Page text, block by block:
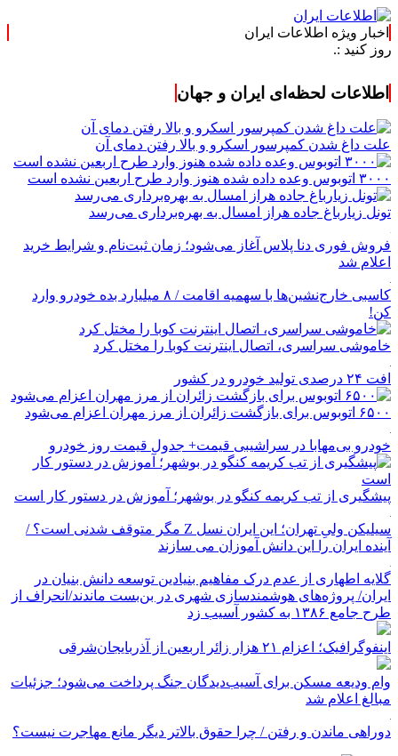
اخبار ویژه اطلاعات ایران
اطلاعات لحظه‌ای ایران و جهان
علت داغ شدن کمپرسور اسکرو و بالا رفتن دمای آن
۳۰۰۰ اتوبوس وعده داده شده هنوز وارد طرح اربعین نشده است
تونل زیارباغ جاده هراز امسال به بهره‌برداری می‌رسد
فروش فوری دنا پلاس آغاز می‌شود؛ زمان ثبت‌نام و شرایط خرید
اعلام شد
کاسبی خارج‌نشین‌ها با سهمیه اقامت / ۸ میلیارد بده خودرو وارد
کن!
خاموشی سراسری، اتصال اینترنت کوبا را مختل کرد
افت ۲۴ درصدی تولید خودرو در کشور
۶۵۰۰ اتوبوس برای بازگشت زائران از مرز مهران اعزام می‌شود
خودرو بی‌مهابا در سراشیبی قیمت+ جدول قیمت روز خودرو
پیشگیری از تب کریمه کنگو در بوشهر؛ آموزش در دستور کار است
سیلیکن ولیِ تهران؛ این ایران نسل Z مگر متوقف شدنی است؟ /
آینده ایران را این دانش آموزان می سازند
گلایه اطهاری از عدم درک مفاهیم بنیادین توسعه دانش بنیان در
ایران/ پروژه‌های هوشمندسازی شهری در بن‌بست ماندند/انحراف از
طرح جامع ۱۳۸۶ به کشور آسیب زد
اینفوگرافیک؛ اعزام ۲۱ هزار زائر اربعین از آذربایجان‌شرقی
وام ودیعه مسکن برای آسیب‌دیدگان جنگ پرداخت می‌شود؛ جزئیات
مبالغ اعلام شد
دوراهی ماندن و رفتن / چرا حقوق بالاتر دیگر مانع مهاجرت نیست؟